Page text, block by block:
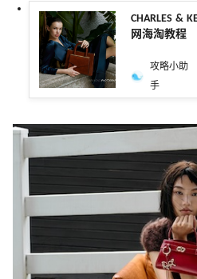
CHARLES &
网海淘教程
攻略小助
手